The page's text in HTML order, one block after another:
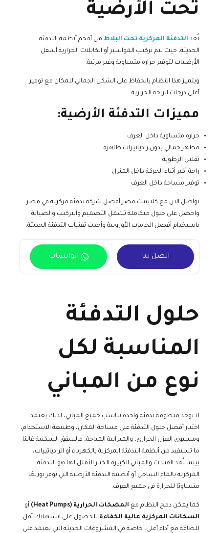
تحت الأرضية
تُعد التدفئة المركزية تحت البلاط من أفخم أنظمة التدفئة
الحديثة، حيث يتم تركيب المواسير أو الكابلات الحرارية أسفل
الأرضيات لتوفير حرارة متساوية وغير مرئية.
ويتميز هذا النظام بالحفاظ على الشكل الجمالي للمكان مع توفير
أعلى درجات الراحة الحرارية.
مميزات التدفئة الأرضية:
حرارة متساوية داخل الغرف
مظهر جمالي بدون رادياتيرات ظاهرة
تقليل الرطوبة
راحة أكبر أثناء الحركة داخل المنزل
توفير مساحة داخل الغرف
تواصل الآن مع كلايمك مصر أفضل شركة تدفئة مركزية في مصر
واحصل على حلول متكاملة تشمل التصميم والتركيب والصيانة
باستخدام أفضل الخامات الأوروبية وأحدث تقنيات التدفئة الحديثة.
اتصل بنا الواتساب
حلول التدفئة
المناسبة لكل
نوع من المباني
لا توجد منظومة تدفئة واحدة تناسب جميع المباني، لذلك يعتمد
اختيار أفضل حلول التدفئة على مساحة المكان، وطبيعة الاستخدام،
ومستوى العزل الحراري، والميزانية المتاحة، فالشقق السكنية غالبًا
ما تستفيد من أنظمة التدفئة المركزية بالكهرباء أو الرادياتيرات،
بينما تُعد الفيلات والمباني الكبيرة الخيار الأمثل لها هو التدفئة
المركزية بالماء الساخن أو أنظمة التدفئة الأرضية التي توفر توزيعًا
متساويًا للحرارة في جميع الغرف.
كما يمكن دمج النظام مع المضخات الحرارية (Heat Pumps)
أو
السخانات المركزية عالية الكفاءة للحصول على استهلاك أقل
للطاقة مع أداء أعلى، خاصة في المشروعات الحديثة التي تعتمد على